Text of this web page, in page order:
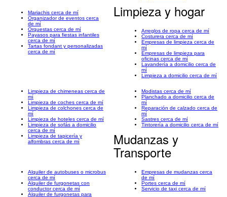
Mariachis cerca de mí
Organizador de eventos cerca
de mí
Orquestas cerca de mí
Payasos para fiestas infantiles
cerca de mí
Tartas fondant y personalizadas
cerca de mí
Limpieza y hogar
Arreglos de ropa cerca de mí
Costurera cerca de mí
Empresas de limpieza cerca de
mí
Empresas de limpieza para
oficinas cerca de mí
Lavandería a domicilio cerca de
mí
Limpieza a domicilio cerca de mí
Limpieza de chimeneas cerca de
mí
Limpieza de coches cerca de mí
Limpieza de colchones cerca de
mí
Limpieza de hoteles cerca de mí
Limpieza de sofás a domicilio
cerca de mí
Limpieza de tapicería y
alfombras cerca de mí
Modistas cerca de mí
Planchado a domicilio cerca de
mí
Reparación de calzado cerca de
mí
Sastres cerca de mí
Tintorería a domicilio cerca de mí
Mudanzas y
Transporte
Alquiler de autobuses o microbus
cerca de mí
Alquiler de furgonetas con
conductor cerca de mí
Alquiler de furgonetas para
Empresas de mudanzas cerca
de mí
Portes cerca de mí
Servicio de taxi cerca de mí